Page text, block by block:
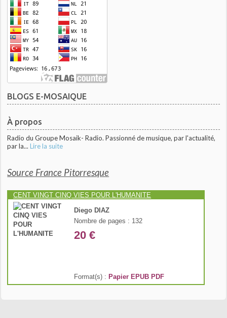
BLOGS E-MOSAIQUE
À propos
Radio du Groupe Mosaik- Radio. Passionné de musique, par l'actualité,
par la... Lire la suite
Source France Pitorresque
CENT VINGT CINQ VIES POUR L'HUMANITE
Diego DIAZ
Nombre de pages : 132
20 €
Format(s) : Papier EPUB PDF